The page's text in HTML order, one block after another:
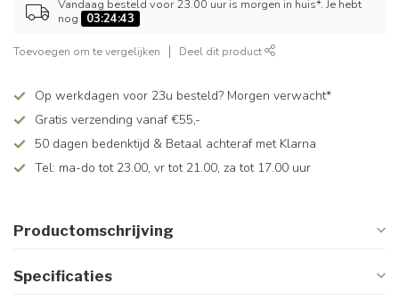
Vandaag besteld voor 23.00 uur is morgen in huis*. Je hebt
nog
03:24:42
Toevoegen om te vergelijken Deel dit product
Op werkdagen voor 23u besteld? Morgen verwacht*
Gratis verzending vanaf €55,-
50 dagen bedenktijd & Betaal achteraf met Klarna
Tel: ma-do tot 23.00, vr tot 21.00, za tot 17.00 uur
Productomschrijving
Specificaties